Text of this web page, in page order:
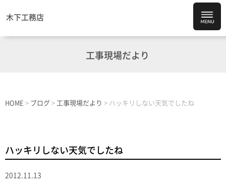
木下工務店
工事現場だより
HOME > ブログ > 工事現場だより > ハッキリしない天気でしたね
ハッキリしない天気でしたね
2012.11.13